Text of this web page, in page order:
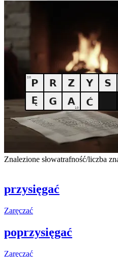
Znalezione słowatrafność/liczba
przysięgać
Zaręczać
poprzysięgać
Zaręczać